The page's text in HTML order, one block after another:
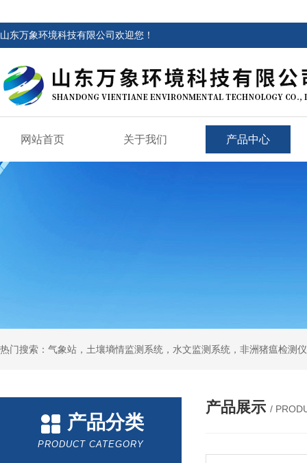
山东万象环境科技有限公司欢迎您！
网站首页 关于我们 产品中心
热门搜索：气象站，土壤墒情监测系统，水文监测系统，非洲猪瘟检测
产品分类
PRODUCT CATEGORY
产品展示 /